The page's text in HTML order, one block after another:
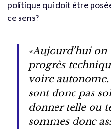
politique qui doit être
ce sens?
«Aujourd’hui
progrès
voire autonome.
sont donc pas
donner telle ou
sommes donc